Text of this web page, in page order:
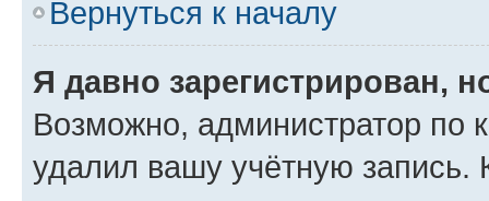
Вернуться к началу
Я давно зарегистрирован,
Возможно, администратор по
удалил вашу учётную запись.